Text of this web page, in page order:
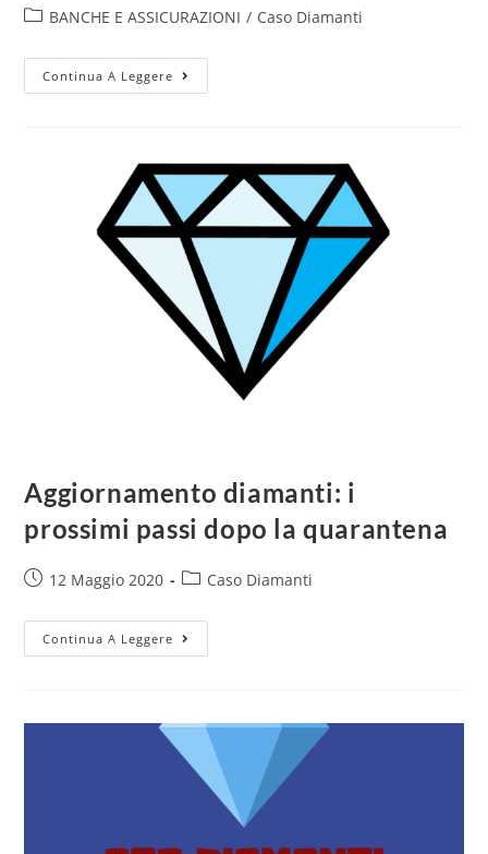
BANCHE E ASSICURAZIONI / Caso Diamanti
Continua A Leggere
Aggiornamento diamanti: i
prossimi passi dopo la quarantena
12 Maggio 2020 Caso Diamanti
Continua A Leggere